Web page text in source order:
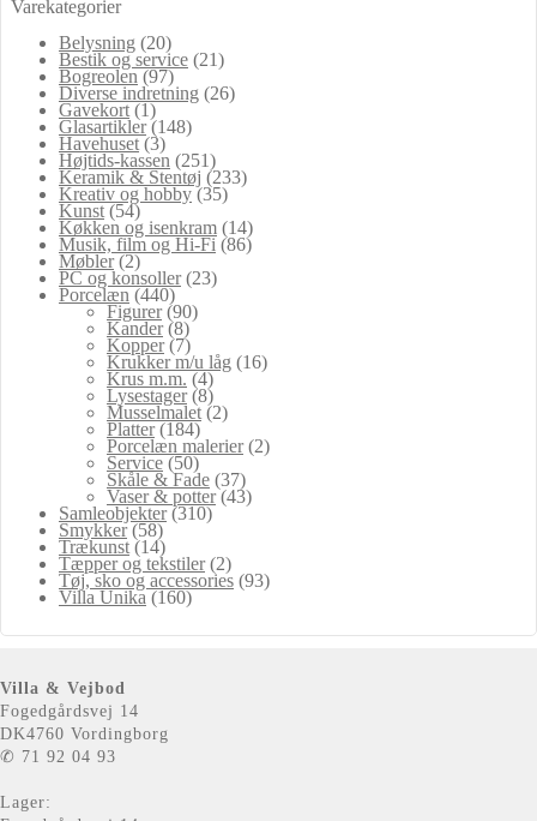
Varekategorier
Belysning (20)
Bestik og service (21)
Bogreolen (97)
Diverse indretning (26)
Gavekort (1)
Glasartikler (148)
Havehuset (3)
Højtids-kassen (251)
Keramik & Stentøj (233)
Kreativ og hobby (35)
Kunst (54)
Køkken og isenkram (14)
Musik, film og Hi-Fi (86)
Møbler (2)
PC og konsoller (23)
Porcelæn (440)
Figurer (90)
Kander (8)
Kopper (7)
Krukker m/u låg (16)
Krus m.m. (4)
Lysestager (8)
Musselmalet (2)
Platter (184)
Porcelæn malerier (2)
Service (50)
Skåle & Fade (37)
Vaser & potter (43)
Samleobjekter (310)
Smykker (58)
Trækunst (14)
Tæpper og tekstiler (2)
Tøj, sko og accessories (93)
Villa Unika (160)
Villa & Vejbod
Fogedgårdsvej 14
DK4760 Vordingborg
✆ 71 92 04 93
Lager: